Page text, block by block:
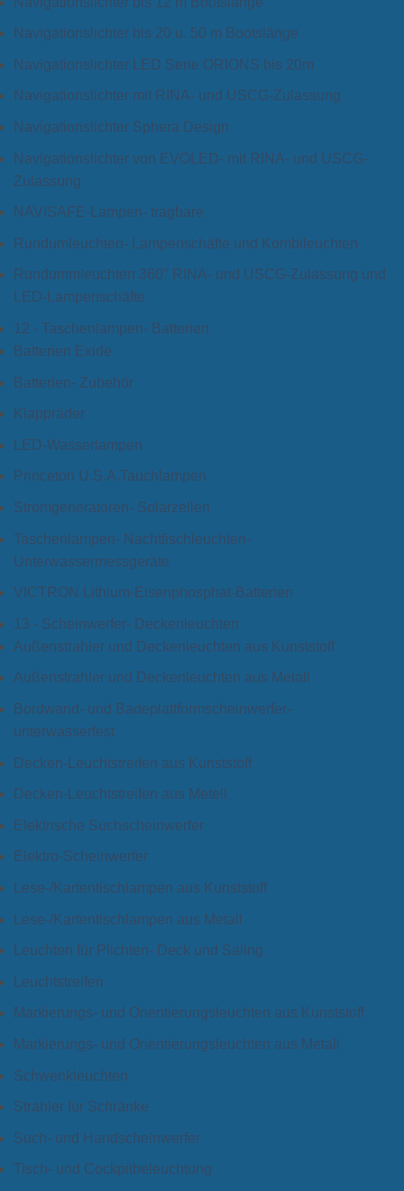
Navigationslichter bis 20 u. 50 m Bootslänge
Navigationslichter LED Serie ORIONS bis 20m
Navigationslichter mit RINA- und USCG-Zulassung
Navigationslichter Sphera Design
Navigationslichter von EVOLED- mit RINA- und USCG-
Zulassung
NAVISAFE-Lampen- tragbare
Rundumleuchten- Lampenschäfte und Kombileuchten
Rundummleuchten 360° RINA- und USCG-Zulassung und
LED-Lampenschäfte
12 - Taschenlampen- Batterien
Batterien Exide
Batterien- Zubehör
Klappräder
LED-Wasserlampen
Princeton U.S.A.Tauchlampen
Stromgeneratoren- Solarzellen
Taschenlampen- Nachtfischleuchten-
Unterwassermessgeräte
VICTRON Lithium-Eisenphosphat-Batterien
13 - Scheinwerfer- Deckenleuchten
Außenstrahler und Deckenleuchten aus Kunststoff
Außenstrahler und Deckenleuchten aus Metall
Bordwand- und Badeplattformscheinwerfer-
unterwasserfest
Decken-Leuchtstreifen aus Kunststoff
Decken-Leuchtstreifen aus Metell
Elektrische Suchscheinwerfer
Elektro-Scheinwerfer
Lese-/Kartentischlampen aus Kunststoff
Lese-/Kartentischlampen aus Metall
Leuchten für Plichten- Deck und Saling
Leuchtstreifen
Markierungs- und Orientierungsleuchten aus Kunststoff
Markierungs- und Orientierungsleuchten aus Metall
Schwenkleuchten
Strahler für Schränke
Such- und Handscheinwerfer
Tisch- und Cockpitbeleuchtung